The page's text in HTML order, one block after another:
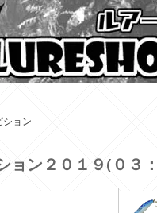
ョン
ン２０１９(０３